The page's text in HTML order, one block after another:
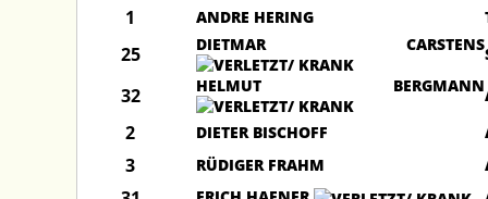
1 ANDRE HERING
25 DIETMAR CARSTENS
32 HELMUT BERGMANN
2 DIETER BISCHOFF
3 RÜDIGER FRAHM